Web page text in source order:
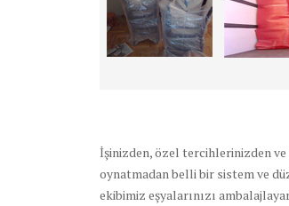
İşinizden, özel tercihlerinizden ve
oynatmadan belli bir sistem ve
ekibimiz eşyalarınızı